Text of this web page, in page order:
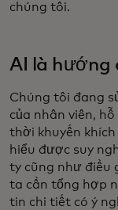
chúng tôi.
AI là hướng
Chúng tôi đang
của nhân viên,
thời khuyến
hiểu được suy
ty cũng như điều
ta cần tổng hợp
tin chi tiết có ý